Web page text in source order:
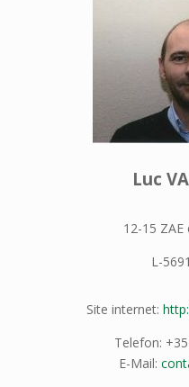
Luc
12-15
L-
Site internet:
Telefon:
E-Mail: